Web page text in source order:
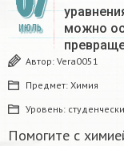
ИЮЛЬ
можно
Автор: Vera0051
Предмет: Химия
Уровень:
Помогите с